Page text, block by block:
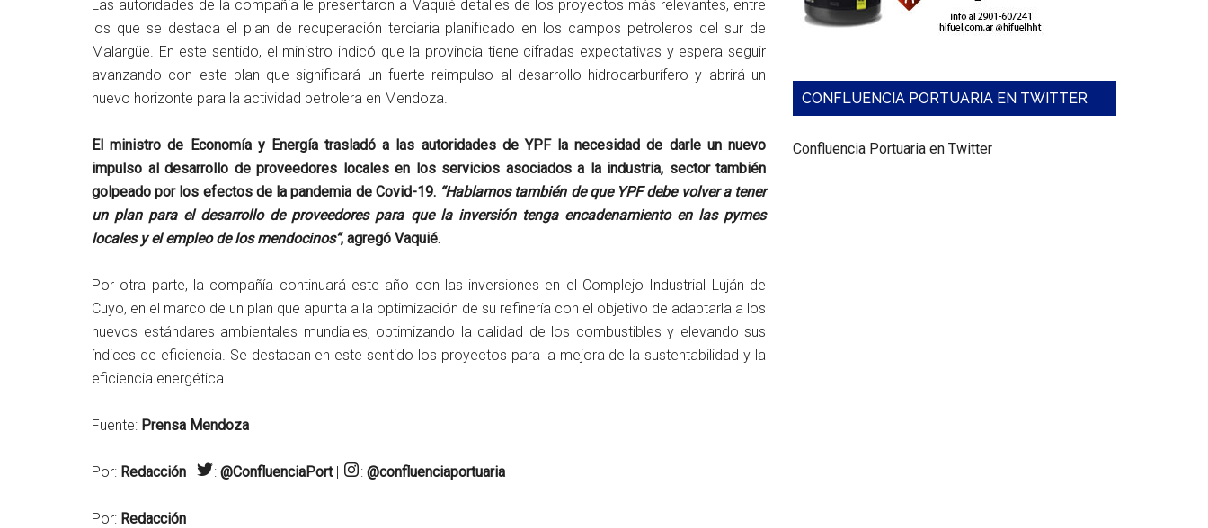
Las autoridades de la compañía le presentaron a Vaquié detalles de los proyectos más relevantes, entre
los que se destaca el plan de recuperación terciaria planificado en los campos petroleros del sur de
Malargüe. En este sentido, el ministro indicó que la provincia tiene cifradas expectativas y espera seguir
avanzando con este plan que significará un fuerte reimpulso al desarrollo hidrocarburífero y abrirá un
nuevo horizonte para la actividad petrolera en Mendoza.
El ministro de Economía y Energía trasladó a las autoridades de YPF la necesidad de darle un nuevo
impulso al desarrollo de proveedores locales en los servicios asociados a la industria, sector también
golpeado por los efectos de la pandemia de Covid-19. “Hablamos también de que YPF debe volver a tener
un plan para el desarrollo de proveedores para que la inversión tenga encadenamiento en las pymes
locales y el empleo de los mendocinos”, agregó Vaquié.
Por otra parte, la compañía continuará este año con las inversiones en el Complejo Industrial Luján de
Cuyo, en el marco de un plan que apunta a la optimización de su refinería con el objetivo de adaptarla a los
nuevos estándares ambientales mundiales, optimizando la calidad de los combustibles y elevando sus
índices de eficiencia. Se destacan en este sentido los proyectos para la mejora de la sustentabilidad y la
eficiencia energética.
Fuente: Prensa Mendoza
Por: Redacción | : @ConfluenciaPort| : @confluenciaportuaria
Por: Redacción
CONFLUENCIA PORTUARIA EN TWITTER
Confluencia Portuaria en Twitter